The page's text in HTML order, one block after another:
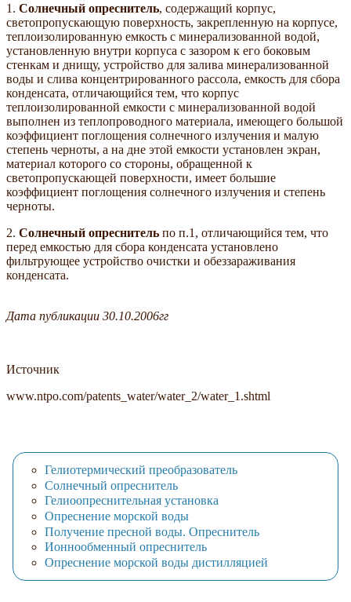
1. Солнечный опреснитель, содержащий корпус,
светопропускающую поверхность, закрепленную на корпусе,
теплоизолированную емкость с минерализованной водой,
установленную внутри корпуса с зазором к его боковым
стенкам и днищу, устройство для залива минерализованной
воды и слива концентрированного рассола, емкость для сбора
конденсата, отличающийся тем, что корпус
теплоизолированной емкости с минерализованной водой
выполнен из теплопроводного материала, имеющего большой
коэффициент поглощения солнечного излучения и малую
степень черноты, а на дне этой емкости установлен экран,
материал которого со стороны, обращенной к
светопропускающей поверхности, имеет большие
коэффициент поглощения солнечного излучения и степень
черноты.
2. Солнечный опреснитель по п.1, отличающийся тем, что
перед емкостью для сбора конденсата установлено
фильтрующее устройство очистки и обеззараживания
конденсата.
Дата публикации 30.10.2006гг
Источник
www.ntpo.com/patents_water/water_2/water_1.shtml
Гелиотермический преобразователь
Солнечный опреснитель
Гелиоопреснительная установка
Опреснение морской воды
Получение пресной воды. Опреснитель
Ионнообменный опреснитель
Опреснение морской воды дистилляцией